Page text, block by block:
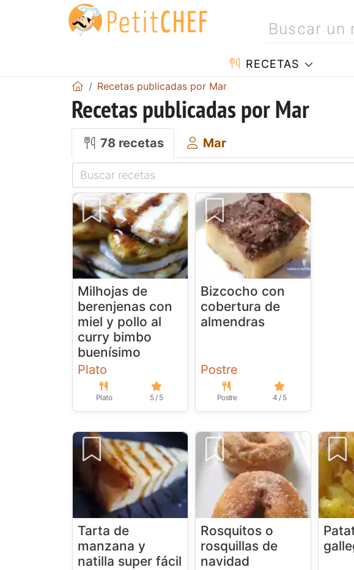
RECETAS
Recetas publicadas por Mar
Recetas publicadas por Mar
78 recetas Mar
Milhojas de
berenjenas con
miel y pollo al
curry bimbo
buenísimo
Plato
Plato 5 / 5
Bizcocho con
cobertura de
almendras
Postre
Postre 4 / 5
Tarta de
manzana y
natilla super fácil
Rosquitos o
rosquillas de
navidad